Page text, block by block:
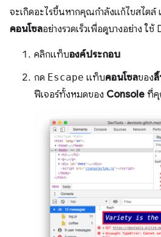
จะเกิดอะไรขึ้นหากคุณกำลังแก้ไขสไต
คอนโซลอย่างรวดเร็วเพื่อดูบางอย่าง ใ
คลิกแท็บองค์ประกอบ
กด Escape แท็บคอนโซลของ
ฟีเจอร์ทั้งหมดของ Console ที่คุ